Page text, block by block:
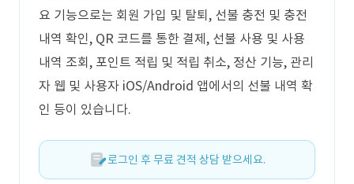
요 기능으로는 회원 가입 및 탈퇴, 선불 충전 및 충전
내역 확인, QR 코드를 통한 결제, 선불 사용 및 사용
내역 조회, 포인트 적립 및 적립 취소, 정산 기능, 관리
자 웹 및 사용자 iOS/Android 앱에서의 선불 내역 확
인 등이 있습니다.
로그인 후 무료 견적 상담 받으세요.